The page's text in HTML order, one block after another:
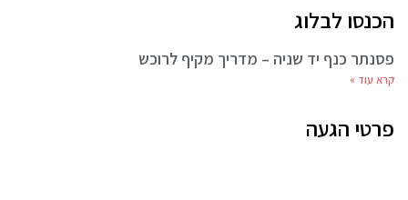
הכנסו לבלוג
פסנתר כנף יד שניה – מדריך מקיף לרוכש
קרא עוד »
פרטי הגעה